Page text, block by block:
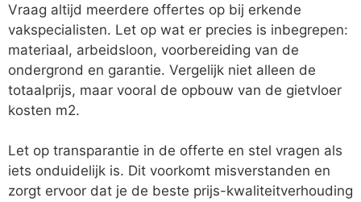
Vraag altijd meerdere offertes op bij erkende
vakspecialisten. Let op wat er precies is inbegrepen:
materiaal, arbeidsloon, voorbereiding van de
ondergrond en garantie. Vergelijk niet alleen de
totaalprijs, maar vooral de opbouw van de gietvloer
kosten m2.
Let op transparantie in de offerte en stel vragen als
iets onduidelijk is. Dit voorkomt misverstanden en
zorgt ervoor dat je de beste prijs-kwaliteitverhouding